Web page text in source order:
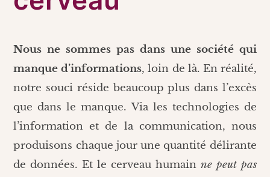
Nous ne sommes pas dans une société qui
manque d’informations, loin de là. En réalité,
notre souci réside beaucoup plus dans l’excès
que dans le manque. Via les technologies de
l’information et de la communication, nous
produisons chaque jour une quantité délirante
de données. Et le cerveau humain ne peut pas